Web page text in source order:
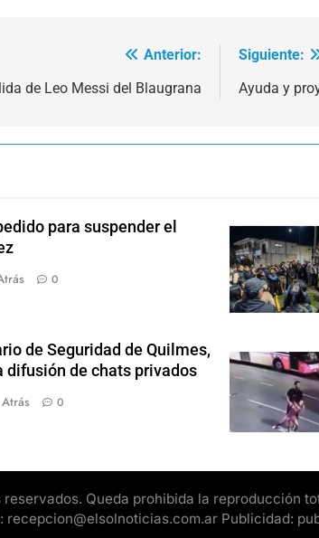
Anterior:
de Leo Messi del Blaugrana
Siguiente:
Ayuda y
para suspender el
0
de Seguridad de Quilmes,
difusión de chats privados
0
Queda prohibida la reproducción
Publicidad: